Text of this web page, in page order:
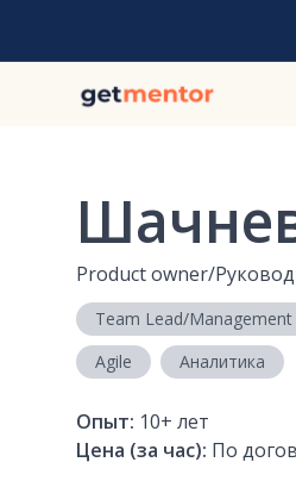
Product owner/
Team Lead/Management
Agile
Аналитика
Опыт: 10+ лет
Цена (за час): По